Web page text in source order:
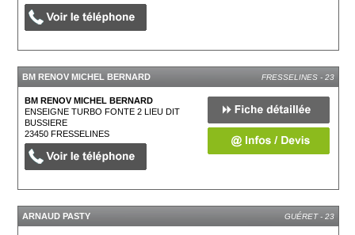
BM RENOV MICHEL BERNARD FRESSELINES - 23
BM RENOV MICHEL BERNARD
ENSEIGNE TURBO FONTE 2 LIEU DIT
BUSSIERE
23450FRESSELINES
ARNAUD PASTY GUÉRET - 23